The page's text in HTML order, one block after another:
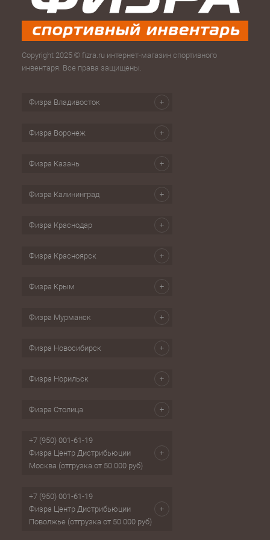
Copyright 2025 © fizra.ru интернет-магазин спортивного
инвентаря. Все права защищены.
Физра Владивосток
Физра Воронеж
Физра Казань
Физра Калининград
Физра Краснодар
Физра Красноярск
Физра Крым
Физра Мурманск
Физра Новосибирск
Физра Норильск
Физра Столица
+7 (950) 001-61-19
Физра Центр Дистрибьюции
Москва (отгрузка от 50 000 руб)
+7 (950) 001-61-19
Физра Центр Дистрибьюции
Поволжье (отгрузка от 50 000 руб)